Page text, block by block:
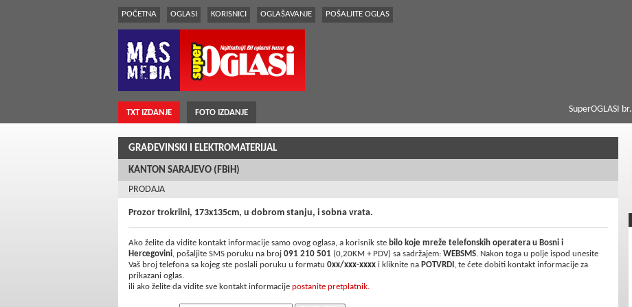
POČETNA OGLASI KORISNICI OGLAŠAVANJE POŠALJITE OGLAS
TXT IZDANJE FOTO IZDANJE SuperOGLASI br.
GRAÐEVINSKI I ELEKTROMATERIJAL
KANTON SARAJEVO (FBiH)
PRODAJA
Prozor trokrilni, 173x135cm, u dobrom stanju, i sobna vrata.
Ako želite da vidite kontakt informacije samo ovog oglasa, a korisnik ste bilo koje mreže telefonskih operatera u Bosni i
Hercegovini, pošaljite SMS poruku na broj 091 210 501 (0,20KM + PDV) sa sadržajem: WEBSMS. Nakon toga u polje ispod unesite
Vaš broj telefona sa kojeg ste poslali poruku u formatu 0xx/xxx-xxxx i kliknite na POTVRDI , te ćete dobiti kontakt informacije za
prikazani oglas.
ili ako želite da vidite sve kontakt informacije postanite pretplatnik.